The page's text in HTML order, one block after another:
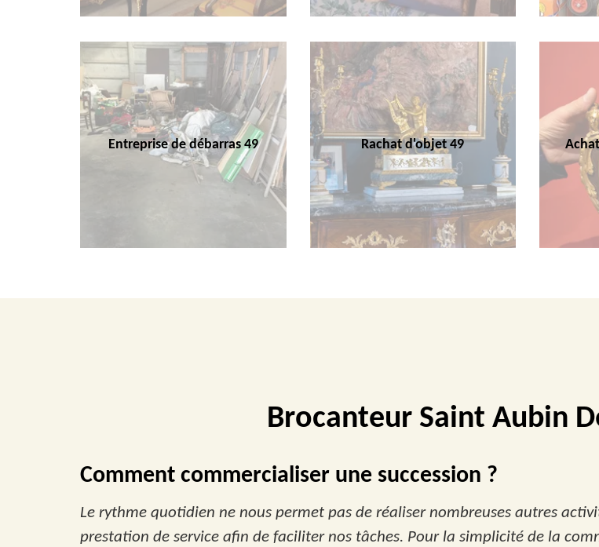
Entreprise de débarras 49 Rachat d'objet 49
Brocanteur Saint Aubin
Comment commercialiser une succession ?
Le rythme quotidien ne nous permet pas de réaliser nombreuses autres
prestation de service afin de faciliter nos tâches. Pour la simplicité de la